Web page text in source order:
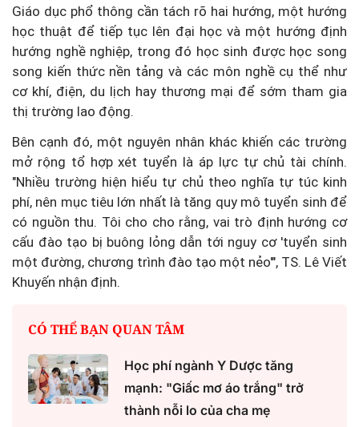
Giáo dục phổ thông cần tách rõ hai hướng, một hướng
học thuật để tiếp tục lên đại học và một hướng định
hướng nghề nghiệp, trong đó học sinh được học song
song kiến thức nền tảng và các môn nghề cụ thể như
cơ khí, điện, du lịch hay thương mại để sớm tham gia
thị trường lao động.
Bên cạnh đó, một nguyên nhân khác khiến các trường
mở rộng tổ hợp xét tuyển là áp lực tự chủ tài chính.
"Nhiều trường hiện hiểu tự chủ theo nghĩa tự túc kinh
phí, nên mục tiêu lớn nhất là tăng quy mô tuyển sinh để
có nguồn thu. Tôi cho cho rằng, vai trò định hướng cơ
cấu đào tạo bị buông lỏng dẫn tới nguy cơ 'tuyển sinh
một đường, chương trình đào tạo một nẻo'", TS. Lê Viết
Khuyến nhận định.
CÓ THỂ BẠN QUAN TÂM
Học phí ngành Y Dược tăng
mạnh: "Giấc mơ áo trắng" trở
thành nỗi lo của cha mẹ